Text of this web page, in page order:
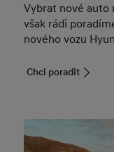
Vybrat nové auto
však rádi
nového vozu
Chci poradit